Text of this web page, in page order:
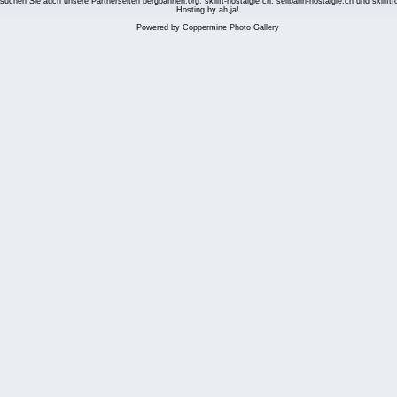
Hosting by ah,ja!
Powered by Coppermine Photo Gallery